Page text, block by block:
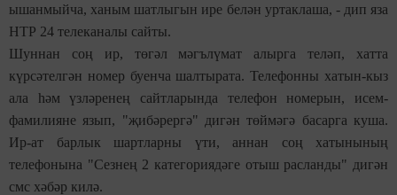
ышанмыйча, ханым шатлыгын ире белән уртаклаша, - дип яза
НТР 24 телеканалы сайты.
Шуннан соң ир, төгәл мәгълүмат алырга теләп, хатта
күрсәтелгән номер буенча шалтырата. Телефонны хатын-кыз
ала һәм үзләренең сайтларында телефон номерын, исем-
фамилияне язып, "җибәрергә" дигән төймәгә басарга куша.
Ир-ат барлык шартларны үти, аннан соң хатынының
телефонына "Сезнең 2 категориядәге отыш расланды" дигән
смс хәбәр килә.